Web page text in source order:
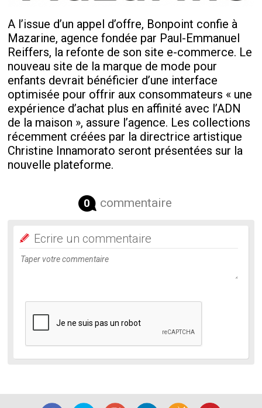
A l’issue d’un appel d’offre, Bonpoint confie à
Mazarine, agence fondée par Paul-Emmanuel
Reiffers, la refonte de son site e-commerce. Le
nouveau site de la marque de mode pour
enfants devrait bénéficier d’une interface
optimisée pour offrir aux consommateurs « une
expérience d’achat plus en affinité avec l’ADN
de la maison », assure l’agence. Les collections
récemment créées par la directrice artistique
Christine Innamorato seront présentées sur la
nouvelle plateforme.
0 commentaire
Ecrire un commentaire